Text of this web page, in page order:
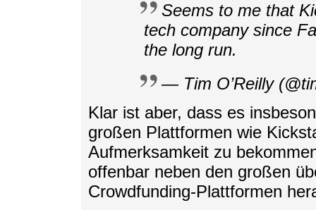
Seems to me that
tech company since
the long run.
— Tim O’Reilly
Klar ist aber, dass es
großen Plattformen wie
Aufmerksamkeit zu
offenbar neben den großen
Crowdfunding-Plattformen